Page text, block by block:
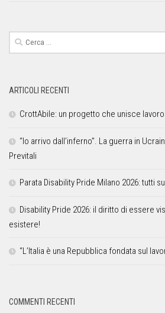
ARTICOLI RECENTI
CrottAbile: un progetto che unisce
“Io arrivo dall’inferno”. La guerra in
Previtali
Parata Disability Pride Milano 2026: tutti
Disability Pride 2026: il diritto di essere
esistere!
“L’Italia è una Repubblica fondata sul
COMMENTI RECENTI